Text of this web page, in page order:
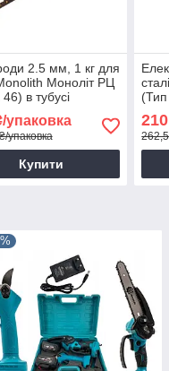
2.5 мм, 1 кг для
Моноліт РЦ
в тубусі
упаковка
Купити
210